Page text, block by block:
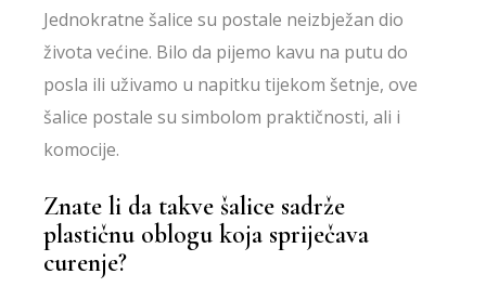
Jednokratne šalice su postale neizbježan dio
života većine. Bilo da pijemo kavu na putu do
posla ili uživamo u napitku tijekom šetnje, ove
šalice postale su simbolom praktičnosti, ali i
komocije.
Znate li da takve šalice sadrže
plastičnu oblogu koja spriječava
curenje?